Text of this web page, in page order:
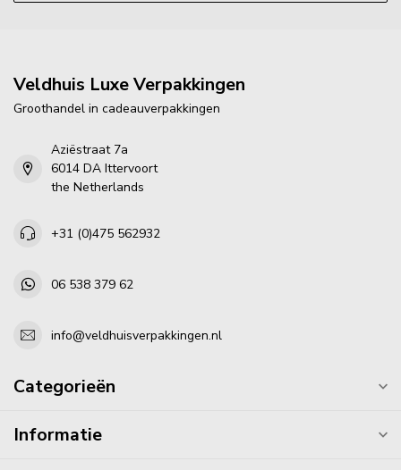
Veldhuis Luxe Verpakkingen
Groothandel in cadeauverpakkingen
Aziëstraat 7a
6014 DA Ittervoort
the Netherlands
+31 (0)475 562932
06 538 379 62
info@veldhuisverpakkingen.nl
Categorieën
Informatie